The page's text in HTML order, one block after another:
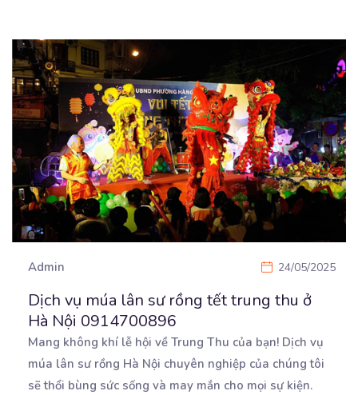
Admin 24/05/2025
Dịch vụ múa lân sư rồng tết trung thu ở
Hà Nội 0914700896
Mang không khí lễ hội về Trung Thu của bạn! Dịch vụ
múa lân sư rồng Hà Nội chuyên nghiệp của chúng tôi
sẽ thổi bùng sức sống và may mắn cho mọi sự kiện.